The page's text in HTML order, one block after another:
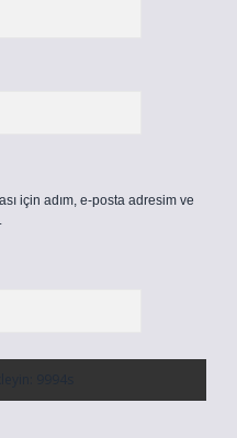
için adım, e-posta adresim ve